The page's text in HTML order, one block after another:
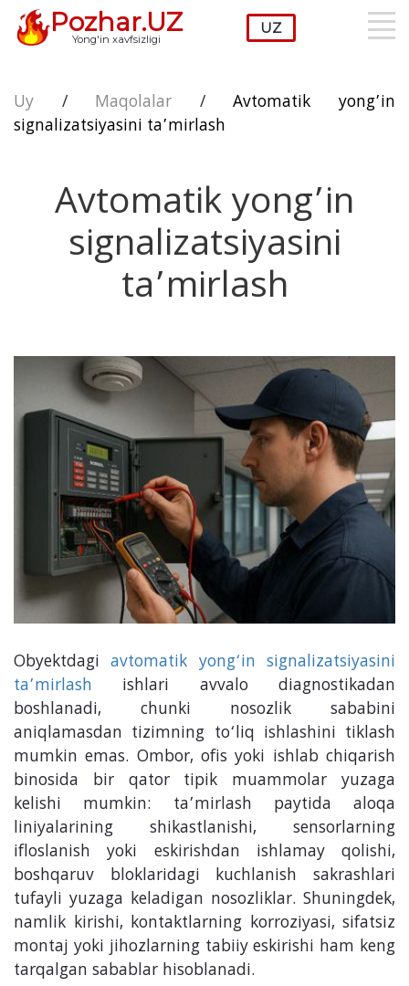
Pozhar.UZ
Yong'in xavfsizligi
Uy / Maqolalar /Avtomatik yong’in
signalizatsiyasini ta’mirlash
Avtomatik yong’in
signalizatsiyasini
ta’mirlash
Obyektdagiavtomatik yong‘in signalizatsiyasini
ta’mirlash ishlari avvalo diagnostikadan
boshlanadi, chunki nosozlik sababini
aniqlamasdan tizimning to‘liq ishlashini tiklash
mumkin emas. Ombor, ofis yoki ishlab chiqarish
binosida bir qator tipik muammolar yuzaga
kelishi mumkin: ta’mirlash paytida aloqa
liniyalarining shikastlanishi, sensorlarning
ifloslanish yoki eskirishdan ishlamay qolishi,
boshqaruv bloklaridagi kuchlanish sakrashlari
tufayli yuzaga keladigan nosozliklar. Shuningdek,
namlik kirishi, kontaktlarning korroziyasi, sifatsiz
montaj yoki jihozlarning tabiiy eskirishi ham keng
tarqalgan sabablar hisoblanadi.